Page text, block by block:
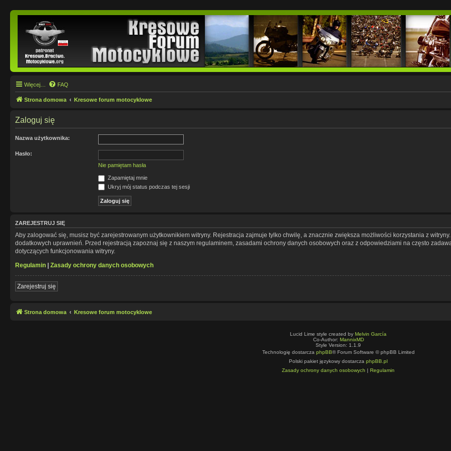
Więcej… FAQ
Strona domowa Kresowe forum motocyklowe
Zaloguj się
Nazwa użytkownika:
Hasło:
Nie pamiętam hasła
Zapamiętaj mnie
Ukryj mój status podczas tej sesji
ZAREJESTRUJ SIĘ
Aby zalogować się, musisz być zarejestrowanym użytkownikiem witryny. Rejestracja zajmuje tylko chwilę, a znacznie zwiększa możliwości korzystania z
dodatkowych uprawnień. Przed rejestracją zapoznaj się z naszym regulaminem, zasadami ochrony danych osobowych oraz z odpowiedziami na często
dotyczących funkcjonowania witryny.
Regulamin | Zasady ochrony danych osobowych
Zarejestruj się
Strona domowa Kresowe forum motocyklowe
Lucid Lime style created by Melvin García
Co-Author: MannixMD
Style Version: 1.1.9
Technologię dostarcza phpBB® Forum Software © phpBB Limited
Polski pakiet językowy dostarcza phpBB.pl
Zasady ochrony danych osobowych | Regulamin